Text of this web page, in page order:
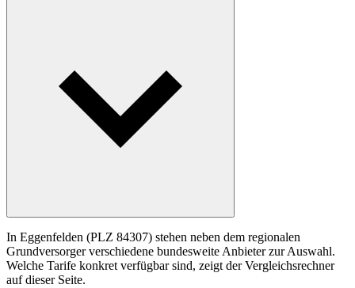
In Eggenfelden (PLZ 84307) stehen neben dem regionalen
Grundversorger verschiedene bundesweite Anbieter zur Auswahl.
Welche Tarife konkret verfügbar sind, zeigt der Vergleichsrechner
auf dieser Seite.